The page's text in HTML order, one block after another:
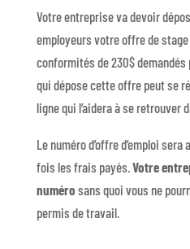
Votre entreprise va devoir
employeurs votre offre de
conformités de 230$ demandés
qui dépose cette offre peut se
ligne qui l’aidera à se retrouver
Le numéro d’offre d’emploi
fois les frais payés.Votre
numéro sans quoi vous ne
permis de travail.